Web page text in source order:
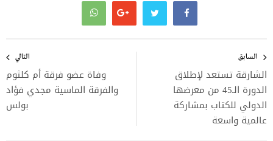
المقالات
السابق
الشارقة تستعد لإطلاق
الدورة الـ45 من معرضها
الدولي للكتاب بمشاركة
عالمية واسعة
التالي
وفاة عضو فرقة أم كلثوم
والفرقة الماسية مجدي فؤاد
بولس